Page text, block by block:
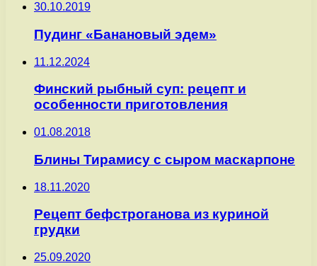
30.10.2019
Пудинг «Банановый эдем»
11.12.2024
Финский рыбный суп: рецепт и
особенности приготовления
01.08.2018
Блины Тирамису с сыром маскарпоне
18.11.2020
Рецепт бефстроганова из куриной
грудки
25.09.2020